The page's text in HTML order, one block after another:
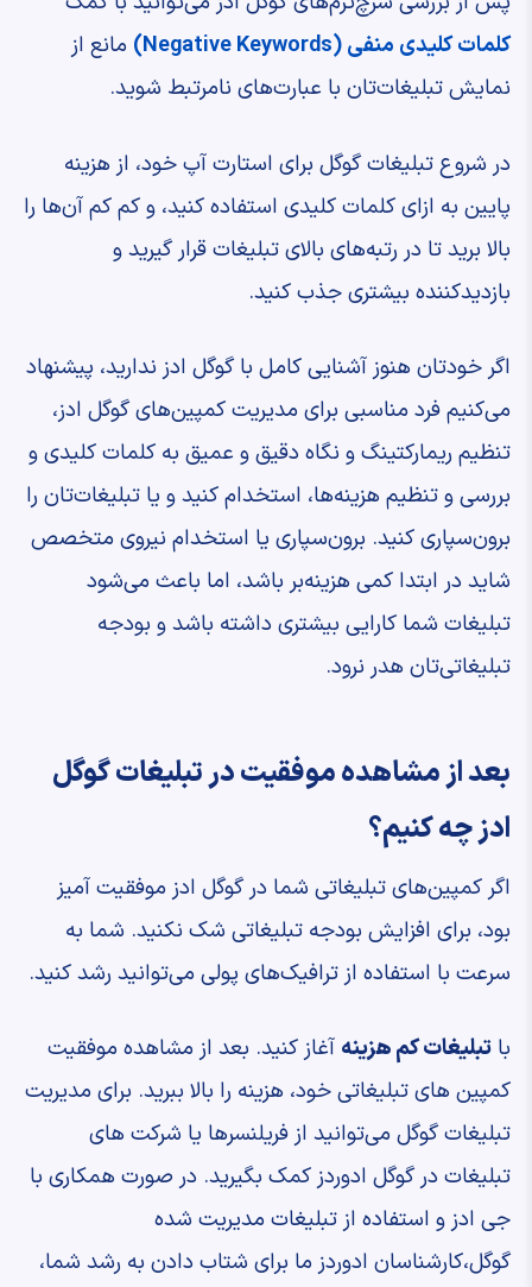
کلمات کلیدی منفی (Negative Keywords)
مانع از
نمایش تبلیغات‌تان با عبارت‌های نامرتبط شوید.
در شروع تبلیغات گوگل برای استارت آپ خود، از هزینه
پایین به ازای کلمات کلیدی استفاده کنید، و کم کم آن‌ها را
بالا برید تا در رتبه‌های بالای تبلیغات قرار گیرید و
بازدیدکننده بیشتری جذب کنید.
اگر خودتان هنوز آشنایی کامل با گوگل ادز ندارید،‌ پیشنهاد
می‌کنیم فرد مناسبی برای مدیریت کمپین‌‌های گوگل ادز،
تنظیم ریمارکتینگ و نگاه دقیق و عمیق به کلمات کلیدی و
بررسی و تنظیم هزینه‌ها، استخدام کنید و یا تبلیغات‌تان را
برون‌سپاری کنید. برون‌سپاری یا استخدام نیروی متخصص
شاید در ابتدا کمی هزینه‌بر باشد، اما باعث می‌شود
تبلیغات شما کارایی بیشتری داشته باشد و بودجه
تبلیغاتی‌تان هدر نرود.
بعد از مشاهده موفقیت در تبلیغات گوگل
ادز چه کنیم؟
اگر کمپین‌های تبلیغاتی شما در گوگل ادز موفقیت آمیز
بود، برای افزایش بودجه تبلیغاتی شک نکنید. شما به
سرعت با استفاده از ترافیک‌های پولی می‌توانید رشد کنید.
با تبلیغات کم هزینهآغاز کنید. بعد از مشاهده موفقیت
کمپین های تبلیغاتی خود، هزینه را بالا ببرید. برای مدیریت
تبلیغات گوگل می‌توانید از فریلنسرها یا شرکت های
تبلیغات در گوگل ادوردز کمک بگیرید. در صورت همکاری با
جی ادز و استفاده از تبلیغات مدیریت شده
گوگل،کارشناسان ادوردز ما برای شتاب دادن به رشد شما،